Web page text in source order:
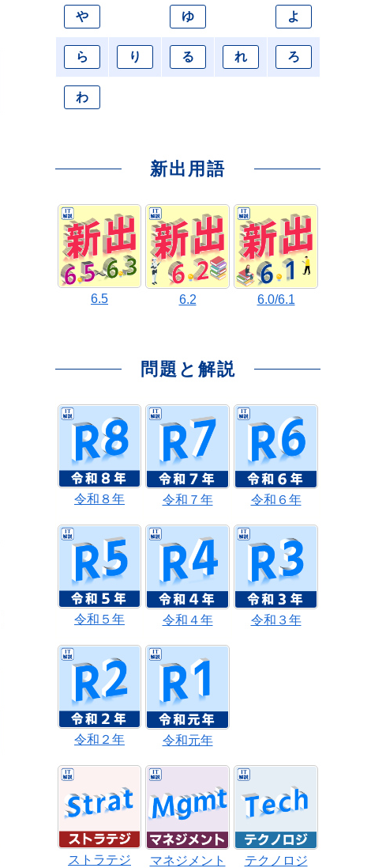
や ゆ よ
ら り る れ ろ
わ
新出用語
6.5 6.2 6.0/6.1
問題と解説
令和８年 令和７年 令和６年
令和５年 令和４年 令和３年
令和２年 令和元年
ストラテジ マネジメント テクノロジ